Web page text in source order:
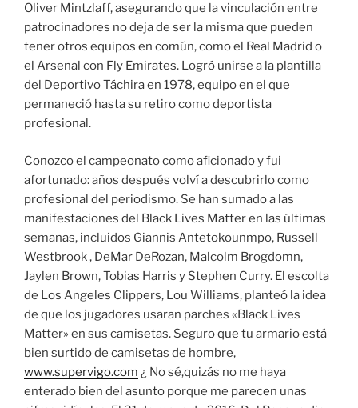
Oliver Mintzlaff, asegurando que la vinculación entre
patrocinadores no deja de ser la misma que pueden
tener otros equipos en común, como el Real Madrid o
el Arsenal con Fly Emirates. Logró unirse a la plantilla
del Deportivo Táchira en 1978, equipo en el que
permaneció hasta su retiro como deportista
profesional.
Conozco el campeonato como aficionado y fui
afortunado: años después volví a descubrirlo como
profesional del periodismo. Se han sumado a las
manifestaciones del Black Lives Matter en las últimas
semanas, incluidos Giannis Antetokounmpo, Russell
Westbrook , DeMar DeRozan, Malcolm Brogdomn,
Jaylen Brown, Tobias Harris y Stephen Curry. El escolta
de Los Angeles Clippers, Lou Williams, planteó la idea
de que los jugadores usaran parches «Black Lives
Matter» en sus camisetas. Seguro que tu armario está
bien surtido de camisetas de hombre,
www.supervigo.com ¿ No sé,quizás no me haya
enterado bien del asunto porque me parecen unas